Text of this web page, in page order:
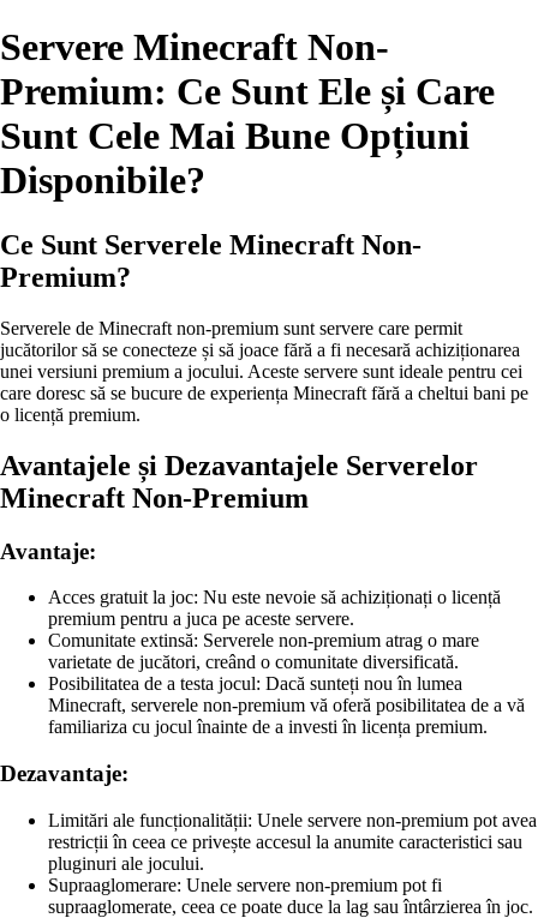
Servere Minecraft Non-
Premium: Ce Sunt Ele și Care
Sunt Cele Mai Bune Opțiuni
Disponibile?
Ce Sunt Serverele Minecraft Non-
Premium?
Serverele de Minecraft non-premium sunt servere care permit
jucătorilor să se conecteze și să joace fără a fi necesară achiziționarea
unei versiuni premium a jocului. Aceste servere sunt ideale pentru cei
care doresc să se bucure de experiența Minecraft fără a cheltui bani pe
o licență premium.
Avantajele și Dezavantajele Serverelor
Minecraft Non-Premium
Avantaje:
Acces gratuit la joc: Nu este nevoie să achiziționați o licență
premium pentru a juca pe aceste servere.
Comunitate extinsă: Serverele non-premium atrag o mare
varietate de jucători, creând o comunitate diversificată.
Posibilitatea de a testa jocul: Dacă sunteți nou în lumea
Minecraft, serverele non-premium vă oferă posibilitatea de a vă
familiariza cu jocul înainte de a investi în licența premium.
Dezavantaje:
Limitări ale funcționalității: Unele servere non-premium pot avea
restricții în ceea ce privește accesul la anumite caracteristici sau
pluginuri ale jocului.
Supraaglomerare: Unele servere non-premium pot fi
supraaglomerate, ceea ce poate duce la lag sau întârzierea în joc.